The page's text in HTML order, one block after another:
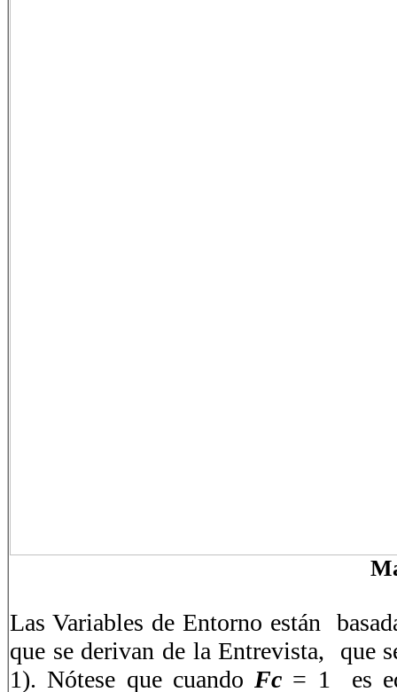
Las Variables de Entorno están
que se derivan de la Entrevista, que
1). Nótese que cuando Fc = 1 es